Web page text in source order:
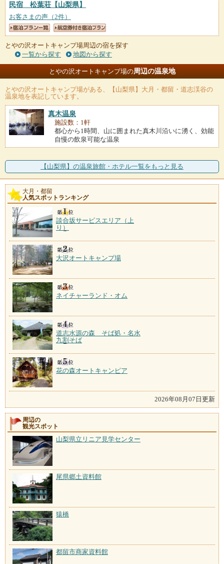
民宿 松葉荘 【山梨県】
お客さまの声（2件）
とやの沢オートキャンプ場周辺の宿を探す
一覧から探す
地図から探す
とやの沢オートキャンプ場の周辺の温泉地
とやの沢オートキャンプ場がある、【山梨県】大月・都留・道志渓谷の
温泉地を表記しています。
真木温泉
施設数：1軒
都心から1時間、山に囲まれた真木川沿いに湧く、効能
自慢の飲泉可能な温泉
【山梨県】の温泉旅館・ホテル一覧をもっと見る
大月・都留
人気スポットランキング
談合坂サービスエリア（上
り）
大沢オートキャンプ場
ネイチャーランド・オム
道志水源の森 そば処・名水
九割そば
花の森オートキャンピア
2026年08月07日更新
周辺の
観光スポット
山梨県立リニア見学センター
尾県郷土資料館
猿橋
都留市商家資料館